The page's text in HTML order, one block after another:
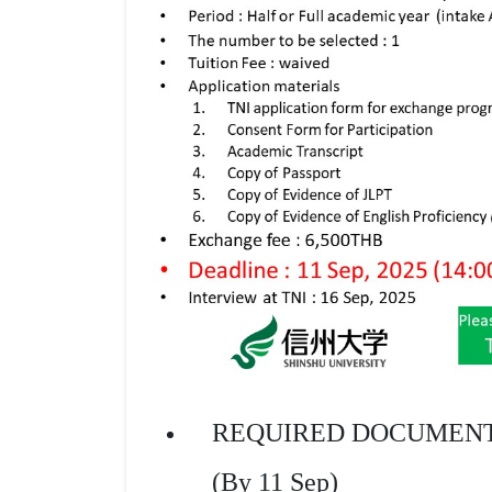
REQUIRED
(By 11 Sep)